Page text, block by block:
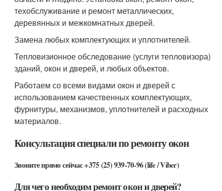
техобслуживание и ремонт металлических,
деревянных и межкомнатных дверей.
Замена любых комплектующих и уплотнителей.
Тепловизионное обследование (услуги тепловизора)
зданий, окон и дверей, и любых объектов.
Работаем со всеми видами окон и дверей с
использованием качественных комплектующих,
фурнитуры, механизмов, уплотнителей и расходных
материалов.
Консультация специали по ремонту окон
Звоните прямо сейчас +375 (25) 939-70-96 (life / Viber)
Для чего необходим ремонт окон и дверей?